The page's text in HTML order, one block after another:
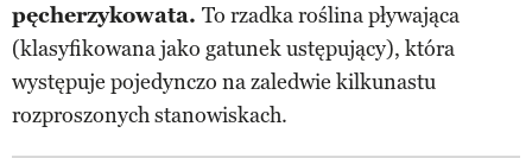
pęcherzykowata. To rzadka roślina pływająca
(klasyfikowana jako gatunek ustępujący), która
występuje pojedynczo na zaledwie kilkunastu
rozproszonych stanowiskach.